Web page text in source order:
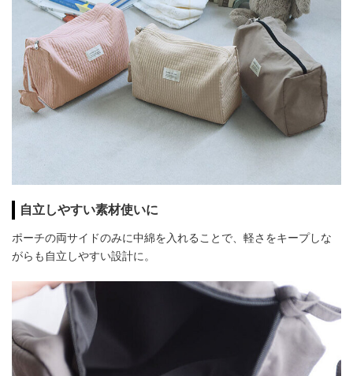
自立しやすい素材使いに
ポーチの両サイドのみに中綿を入れることで、軽さをキープしな
がらも自立しやすい設計に。